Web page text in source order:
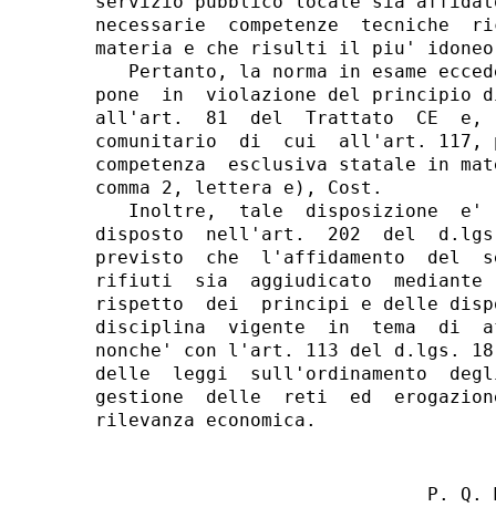
necessarie  competenze
materia e che risulti il piu'
Pertanto, la norma in esame
pone  in  violazione del principio
all'art.  81  del  Trattato  CE  e,
comunitario  di  cui  all'art. 117,
competenza  esclusiva statale in
comma 2, lettera e), Cost.
Inoltre,  tale  disposizione  e'
disposto  nell'art.  202  del
previsto  che  l'affidamento  del
rifiuti  sia  aggiudicato  mediante
rispetto  dei  principi e delle
disciplina  vigente  in  tema  di
nonche' con l'art. 113 del d.lgs. 18
delle  leggi  sull'ordinamento
gestione  delle  reti  ed
P. Q.